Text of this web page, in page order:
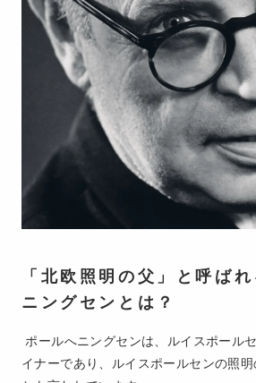
「北欧照明の父」と呼ば
ニングセンとは？
ポールへニングセンは、ルイスポール
イナーであり、ルイスポールセンの照